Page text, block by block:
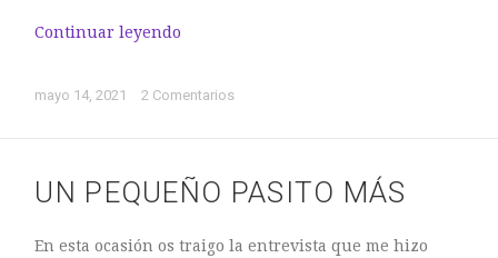
Sobre mí
Continuar leyendo
mayo 14, 2021 2 Comentarios
UN PEQUEÑO PASITO MÁS
En esta ocasión os traigo la entrevista que me hizo